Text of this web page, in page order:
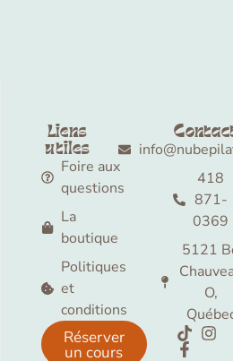
Liens
utiles
Foire aux
questions
La
boutique
Politiques
et
conditions
Réserver
un cours
418
871-
0369
5121
O,